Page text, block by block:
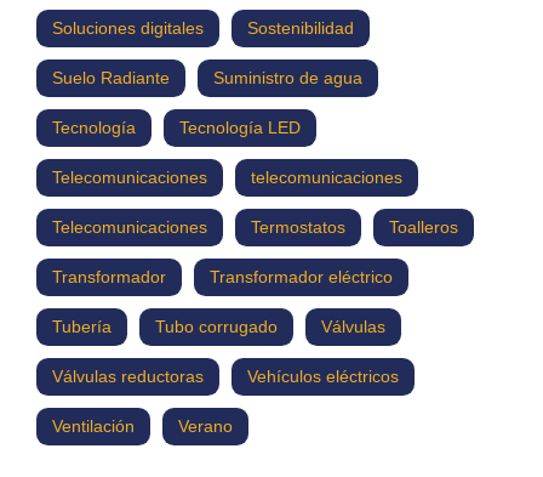
Soluciones digitales Sostenibilidad
Suelo Radiante Suministro de agua
Tecnología Tecnología LED
Telecomunicaciones telecomunicaciones
Telecomunicaciones Termostatos Toalleros
Transformador Transformador eléctrico
Tubería Tubo corrugado Válvulas
Válvulas reductoras Vehículos eléctricos
Ventilación Verano